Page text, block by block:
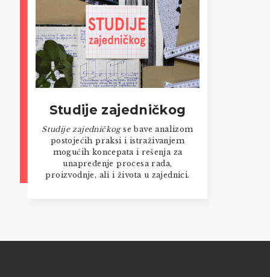
Studije zajedničkog
Studije zajedničkogse bave analizom
postojećih praksi i istraživanjem
mogućih koncepata i rešenja za
unapređenje procesa rada,
proizvodnje, ali i života u zajednici.